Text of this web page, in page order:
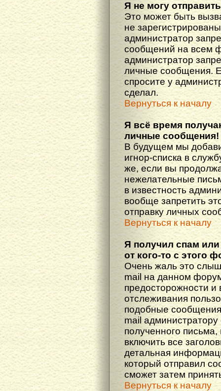
Я не могу
Это может быть
не
администратор
сообщений на всем
администратор
личные сообщения.
спросите у
сделал.
Вернуться к началу
Я всё время
личные сообщения!
В будущем мы
игнор-списка в
же, если вы
нежелательные
в известность
вообще запретить
отправку личных
Вернуться к началу
Я получил спам
от кого-то с этого
Очень жаль это
mail на данном
предосторожности и
отслеживания
подобные
mail
полученного
включить все
детальная
который отправил
сможет затем
Вернуться к началу